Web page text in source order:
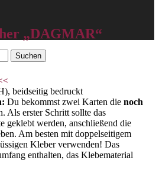
„DAGMAR“
beidseitig bedruckt
Du bekommst zwei Karten die noch
Als erster Schritt sollte das
geklebt werden, anschließend die
Am besten mit doppelseitigem
Kleber verwenden! Das
enthalten, das Klebematerial